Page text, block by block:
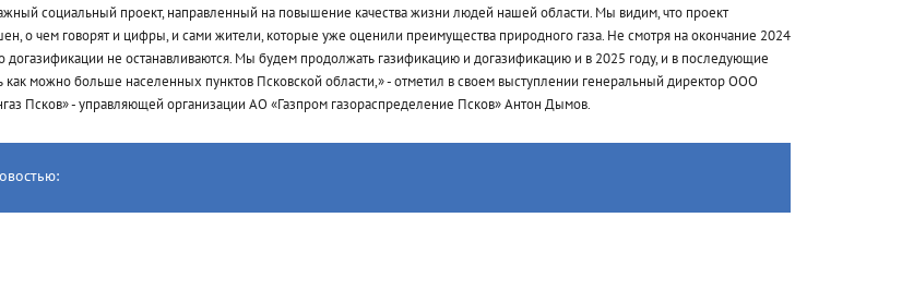
социальный проект, направленный на повышение качества жизни людей нашей области. Мы видим, что проект
о чем говорят и цифры, и сами жители, которые уже оценили преимущества природного газа. Не смотря на окончание 2024
догазификации не останавливаются. Мы будем продолжать газификацию и догазификацию и в 2025 году, и в последующие
как можно больше населенных пунктов Псковской области,» - отметил в своем выступлении генеральный директор ООО
Псков» - управляющей организации АО «Газпром газораспределение Псков» Антон Дымов.